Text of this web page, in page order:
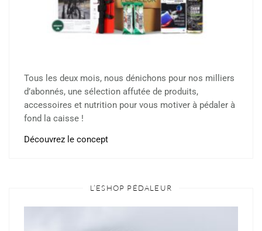
Tous les deux mois, nous dénichons pour nos milliers
d’abonnés, une sélection affutée de produits,
accessoires et nutrition pour vous motiver à pédaler à
fond la caisse !
Découvrez le concept
L’ESHOP PÉDALEUR